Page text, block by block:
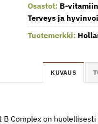
Osastot: B-
Terveys ja
Tuotemerkki:
KUVAUS
Complex on